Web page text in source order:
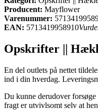
Producent: Mayflower
Varenummer:
EAN: 5713419958910
Opskrifter ||
En del outlets på nettet
ind i din hverdag.
Du kunne derudover
fragt er utvivlsomt selv at